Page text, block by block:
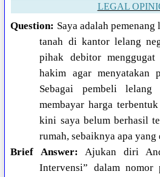
LEGAL
Question: Saya adalah
tanah di kantor lelang
pihak debitor
hakim agar menyatakan
Sebagai pembeli
membayar harga
kini saya belum berhasil
rumah, sebaiknya apa yang
Brief Answer: Ajukan diri
Intervensi” dalam nomor